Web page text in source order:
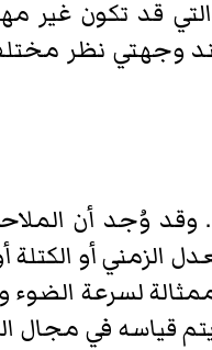
قد تكون غير
وجهتي نظر
. وقد وُجد أن
الزمني أو
لسرعة الضوء
قياسه في مجال